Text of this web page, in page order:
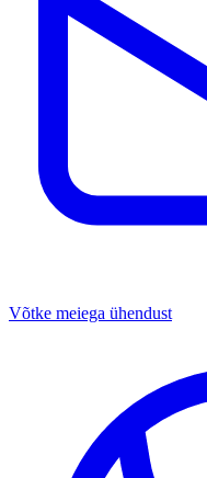
Võtke meiega ühendust